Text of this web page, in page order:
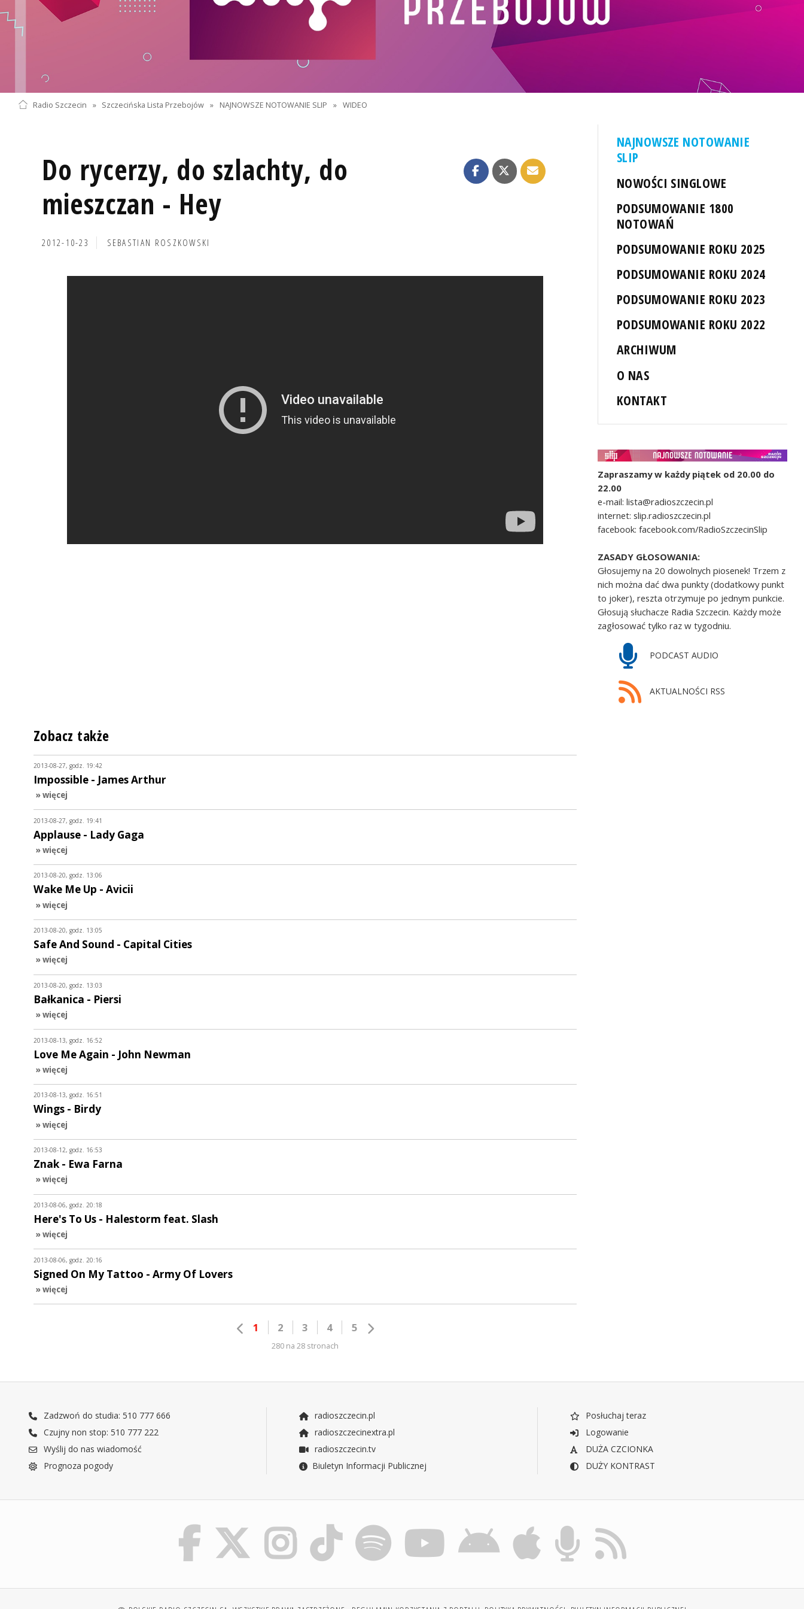
Radio Szczecin » Szczecińska Lista Przebojów » NAJNOWSZE NOTOWANIE SLIP » WIDEO
Do rycerzy, do szlachty, do
mieszczan - Hey
2012-10-23 SEBASTIAN ROSZKOWSKI
NAJNOWSZE NOTOWANIE
SLIP
NOWOŚCI SINGLOWE
PODSUMOWANIE 1800
NOTOWAŃ
PODSUMOWANIE ROKU 2025
PODSUMOWANIE ROKU 2024
PODSUMOWANIE ROKU 2023
PODSUMOWANIE ROKU 2022
ARCHIWUM
O NAS
KONTAKT
Zapraszamy w każdy piątek od 20.00 do
22.00
e-mail: lista@radioszczecin.pl
internet: slip.radioszczecin.pl
facebook: facebook.com/RadioSzczecinSlip
ZASADY GŁOSOWANIA:
Głosujemy na 20 dowolnych piosenek! Trzem z
nich można dać dwa punkty (dodatkowy punkt
to joker), reszta otrzymuje po jednym punkcie.
Głosują słuchacze Radia Szczecin. Każdy może
zagłosować tylko raz w tygodniu.
PODCAST AUDIO
AKTUALNOŚCI RSS
Zobacz także
2013-08-27, godz. 19:42
Impossible - James Arthur
» więcej
2013-08-27, godz. 19:41
Applause - Lady Gaga
» więcej
2013-08-20, godz. 13:06
Wake Me Up - Avicii
» więcej
2013-08-20, godz. 13:05
Safe And Sound - Capital Cities
» więcej
2013-08-20, godz. 13:03
Bałkanica - Piersi
» więcej
2013-08-13, godz. 16:52
Love Me Again - John Newman
» więcej
2013-08-13, godz. 16:51
Wings - Birdy
» więcej
2013-08-12, godz. 16:53
Znak - Ewa Farna
» więcej
2013-08-06, godz. 20:18
Here's To Us - Halestorm feat. Slash
» więcej
2013-08-06, godz. 20:16
Signed On My Tattoo - Army Of Lovers
» więcej
1 2 3 4 5
280 na 28 stronach
Zadzwoń do studia: 510 777 666
Czujny non stop: 510 777 222
Wyślij do nas wiadomość
Prognoza pogody
radioszczecin.pl
radioszczecinextra.pl
radioszczecin.tv
Biuletyn Informacji Publicznej
Posłuchaj teraz
Logowanie
DUŻA CZCIONKA
DUŻY KONTRAST